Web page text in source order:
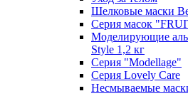
Шелковые маски
Серия масок
Моделирующие
Style 1,2 кг
Серия "Modellage"
Cерия Lovely Care
Несмываемые